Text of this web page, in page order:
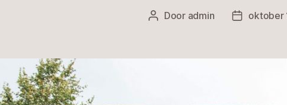
Berichtauteur
Door admin oktober